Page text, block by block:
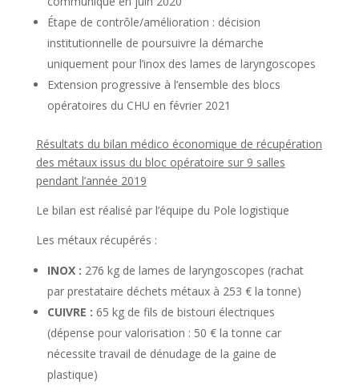
Étape de contrôle/amélioration : décision
institutionnelle de poursuivre la démarche
uniquement pour l’inox des lames de laryngoscopes
Extension progressive à l’ensemble des blocs
opératoires du CHU en février 2021
Résultats du bilan médico économique de récupération
des métaux issus du bloc opératoire sur 9 salles
pendant l’année 2019
Le bilan est réalisé par l’équipe du Pole logistique
Les métaux récupérés :
INOX : 276 kg de lames de laryngoscopes (rachat
par prestataire déchets métaux à 253 € la tonne)
CUIVRE : 65 kg de fils de bistouri électriques
(dépense pour valorisation : 50 € la tonne car
nécessite travail de dénudage de la gaine de
plastique)